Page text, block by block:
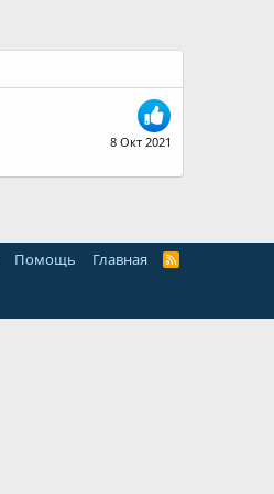
8 Окт 2021
Помощь Главная
R